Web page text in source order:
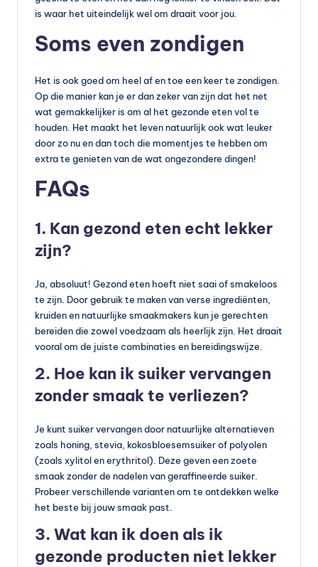
is waar het uiteindelijk wel om draait voor jou.
Soms even zondigen
Het is ook goed om heel af en toe een keer te zondigen.
Op die manier kan je er dan zeker van zijn dat het net
wat gemakkelijker is om al het gezonde eten vol te
houden. Het maakt het leven natuurlijk ook wat leuker
door zo nu en dan toch die momentjes te hebben om
extra te genieten van de wat ongezondere dingen!
FAQs
1. Kan gezond eten echt lekker
zijn?
Ja, absoluut! Gezond eten hoeft niet saai of smakeloos
te zijn. Door gebruik te maken van verse ingrediënten,
kruiden en natuurlijke smaakmakers kun je gerechten
bereiden die zowel voedzaam als heerlijk zijn. Het draait
vooral om de juiste combinaties en bereidingswijze.
2. Hoe kan ik suiker vervangen
zonder smaak te verliezen?
Je kunt suiker vervangen door natuurlijke alternatieven
zoals honing, stevia, kokosbloesemsuiker of polyolen
(zoals xylitol en erythritol). Deze geven een zoete
smaak zonder de nadelen van geraffineerde suiker.
Probeer verschillende varianten om te ontdekken welke
het beste bij jouw smaak past.
3. Wat kan ik doen als ik
gezonde producten niet lekker